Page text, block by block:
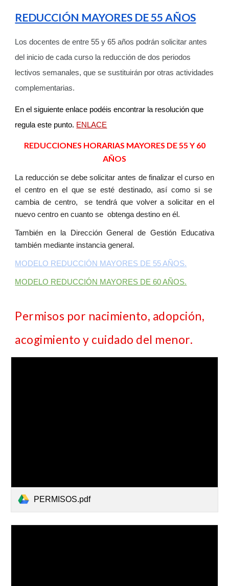
REDUCCIÓN MAYORES DE 55 AÑOS
Los docentes de entre 55 y 65 años podrán solicitar antes
del inicio de cada curso la reducción de dos periodos
lectivos semanales, que se sustituirán por otras actividades
complementarias.
En el siguiente enlace podéis encontrar la resolución que
regula este punto. ENLACE
REDUCCIONES HORARIAS MAYORES DE 55 Y 60
AÑOS
La reducción se debe solicitar antes de finalizar el curso en
el centro en el que se esté destinado, así como si se
cambia de centro, se tendrá que volver a solicitar en el
nuevo centro en cuanto se obtenga destino en él.
También en la Dirección General de Gestión Educativa
también mediante instancia general.
MODELO REDUCCIÓN MAYORES DE 55 AÑOS.
MODELO REDUCCIÓN MAYORES DE 60 AÑOS.
Permisos por nacimiento, adopción,
acogimiento y cuidado del menor.
PERMISOS.pdf